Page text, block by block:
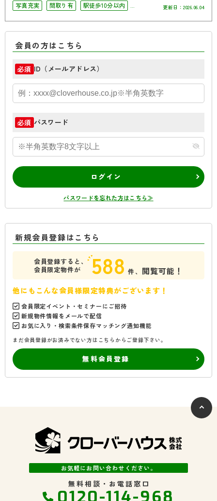
写真充実
間取り有
駅徒歩10分以内
更新日： 2026.06.04
会員の方はこちら
必須 ID（メールアドレス）
必須 パスワード
ログイン
パスワードを忘れた方はこちら≫
新規会員登録はこちら
会員登録すると、
会員限定物件が
588 件、 閲覧可能！
他にもこんな会員様限定特典がございます！
会員限定イベント・セミナーにご招待
新規物件情報をメールで配信
お気に入り・検索条件保存マッチング通知機能
まだ会員登録がお済みでない方はこちらからご登録下さい。
無料会員登録
お気軽にお問い合わせください。
無料相談・お電話窓口